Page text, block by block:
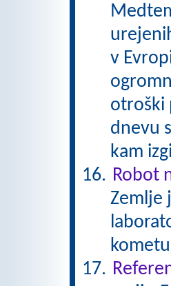
v
otroški
dnevu
kam
Robot
Zemlje